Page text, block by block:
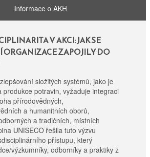
Informace o AKH
V AKCI: JAK SE
ZAPOJILY DO
složitých systémů, jako je
produkce potravin, vyžaduje integraci
přírodovědných,
a humanitních oborů,
a tradičních, místních
UNISECO řešila tuto výzvu
přístupu, který
výzkumníky, odborníky a praktiky z